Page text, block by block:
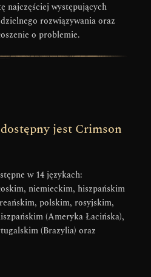
najczęściej występujących
rozwiązywania oraz
o problemie.
jest Crimson
w 14 językach:
niemieckim, hiszpańskim
polskim, rosyjskim,
(Ameryka Łacińska),
(Brazylia) oraz